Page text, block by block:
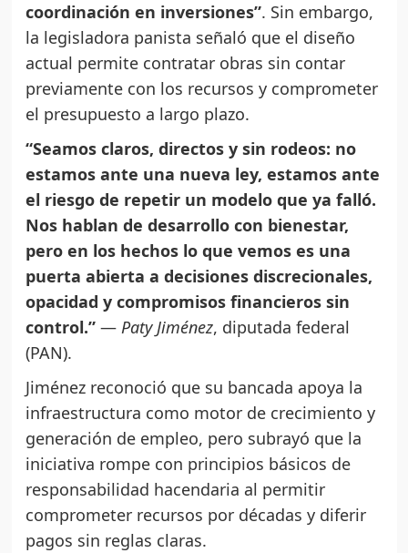
coordinación en inversiones”. Sin embargo,
la legisladora panista señaló que el diseño
actual permite contratar obras sin contar
previamente con los recursos y comprometer
el presupuesto a largo plazo.
“Seamos claros, directos y sin rodeos: no
estamos ante una nueva ley, estamos ante
el riesgo de repetir un modelo que ya falló.
Nos hablan de desarrollo con bienestar,
pero en los hechos lo que vemos es una
puerta abierta a decisiones discrecionales,
opacidad y compromisos financieros sin
control.”— Paty Jiménez, diputada federal
(PAN).
Jiménez reconoció que su bancada apoya la
infraestructura como motor de crecimiento y
generación de empleo, pero subrayó que la
iniciativa rompe con principios básicos de
responsabilidad hacendaria al permitir
comprometer recursos por décadas y diferir
pagos sin reglas claras.